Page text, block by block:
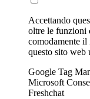
Accettando
oltre le funzioni
comodamente il
questo sito web
Google Tag
Microsoft
Freshchat